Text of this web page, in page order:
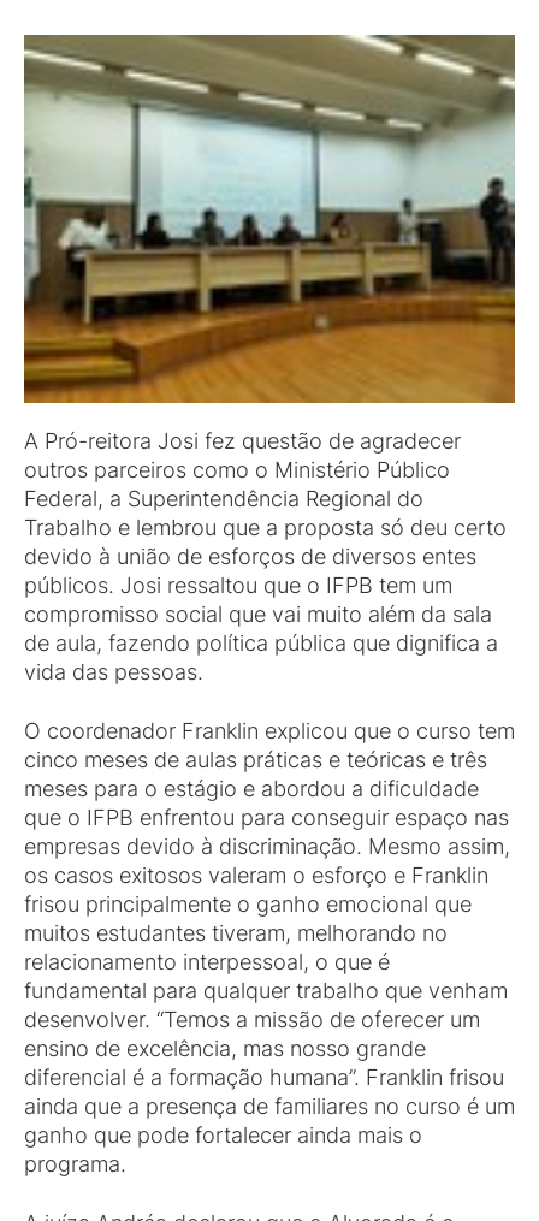
A Pró-reitora Josi fez questão de agradecer
outros parceiros como o Ministério Público
Federal, a Superintendência Regional do
Trabalho e lembrou que a proposta só deu certo
devido à união de esforços de diversos entes
públicos. Josi ressaltou que o IFPB tem um
compromisso social que vai muito além da sala
de aula, fazendo política pública que dignifica a
vida das pessoas.
O coordenador Franklin explicou que o curso tem
cinco meses de aulas práticas e teóricas e três
meses para o estágio e abordou a dificuldade
que o IFPB enfrentou para conseguir espaço nas
empresas devido à discriminação. Mesmo assim,
os casos exitosos valeram o esforço e Franklin
frisou principalmente o ganho emocional que
muitos estudantes tiveram, melhorando no
relacionamento interpessoal, o que é
fundamental para qualquer trabalho que venham
desenvolver. “Temos a missão de oferecer um
ensino de excelência, mas nosso grande
diferencial é a formação humana”. Franklin frisou
ainda que a presença de familiares no curso é um
ganho que pode fortalecer ainda mais o
programa.